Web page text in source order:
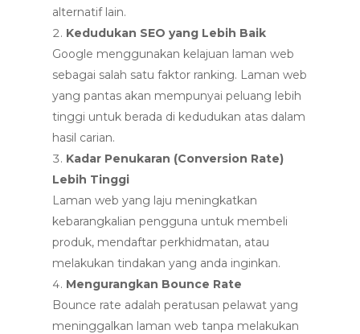
alternatif lain.
Kedudukan SEO yang Lebih Baik
Google menggunakan kelajuan laman web
sebagai salah satu faktor ranking. Laman web
yang pantas akan mempunyai peluang lebih
tinggi untuk berada di kedudukan atas dalam
hasil carian.
Kadar Penukaran (Conversion Rate)
Lebih Tinggi
Laman web yang laju meningkatkan
kebarangkalian pengguna untuk membeli
produk, mendaftar perkhidmatan, atau
melakukan tindakan yang anda inginkan.
Mengurangkan Bounce Rate
Bounce rate adalah peratusan pelawat yang
meninggalkan laman web tanpa melakukan